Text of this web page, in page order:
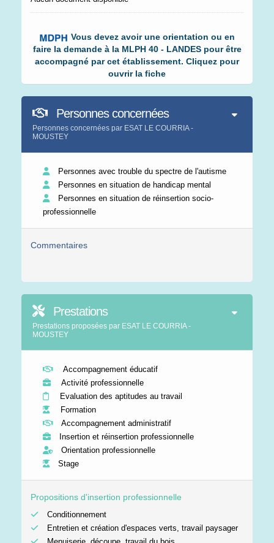
Vous devez avoir une orientation ou en
faire la demande à la MLPH 40 - LANDES pour être
accompagné par cet établissement. Cliquez pour
ouvrir la fiche
Personnes concernées
Personnes concernées par ESAT LE COURRIA -
MOUSTEY
Personnes avec trouble du spectre de l'autisme
Personnes en situation de handicap mental
Personnes en situation de réinsertion socio-
professionnelle
Commentaires
Prestations
Prestations proposées par ESAT LE COURRIA -
MOUSTEY
Accompagnement éducatif
Activité professionnelle
Evaluation des aptitudes au travail
Formation
Accompagnement administratif
Insertion et réinsertion professionnelle
Orientation professionnelle
Stage
Propositions d'insertion professionnelle
Conditionnement
Entretien et création d'espaces verts, travail paysager